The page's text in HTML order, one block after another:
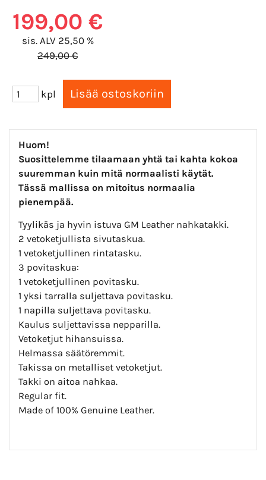
199,00 €
sis. ALV 25,50 %
249,00 €
kpl
Huom!
Suosittelemme tilaamaan yhtä tai kahta kokoa
suuremman kuin mitä normaalisti käytät.
Tässä mallissa on mitoitus normaalia
pienempää.
Tyylikäs ja hyvin istuva GM Leather nahkatakki.
2 vetoketjullista sivutaskua.
1 vetoketjullinen rintatasku.
3 povitaskua:
1 vetoketjullinen povitasku.
1 yksi tarralla suljettava povitasku.
1 napilla suljettava povitasku.
Kaulus suljettavissa nepparilla.
Vetoketjut hihansuissa.
Helmassa säätöremmit.
Takissa on metalliset vetoketjut.
Takki on aitoa nahkaa.
Regular fit.
Made of 100% Genuine Leather.